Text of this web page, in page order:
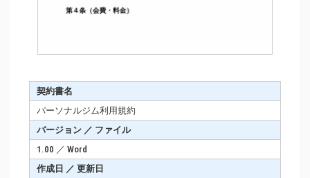
契約書名
パーソナルジム利用規約
バージョン ／ ファイル
1.00 ／ Word
作成日 ／ 更新日